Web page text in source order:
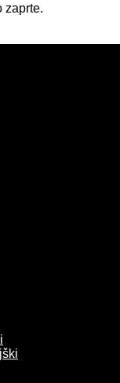
zaprte.